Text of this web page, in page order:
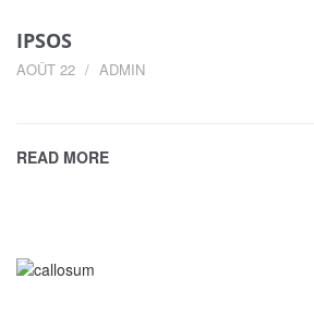
IPSOS
AOÛT 22 ADMIN
READ MORE